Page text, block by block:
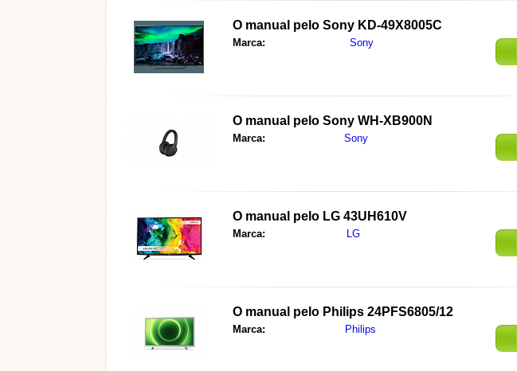
O manual pelo Sony KD-49X8005C
Marca: Sony
O manual pelo Sony WH-XB900N
Marca: Sony
O manual pelo LG 43UH610V
Marca: LG
O manual pelo Philips 24PFS6805/12
Marca: Philips